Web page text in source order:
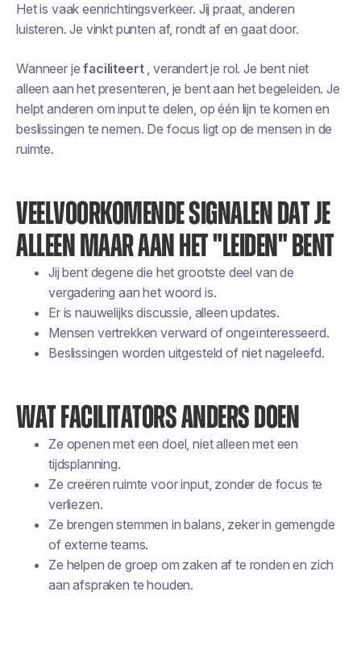
Het is vaak eenrichtingsverkeer. Jij praat, anderen
luisteren. Je vinkt punten af, rondt af en gaat door.
Wanneer jefaciliteert, verandert je rol. Je bent niet
alleen aan het presenteren, je bent aan het begeleiden. Je
helpt anderen om input te delen, op één lijn te komen en
beslissingen te nemen. De focus ligt op de mensen in de
ruimte.
VEELVOORKOMENDE SIGNALEN DAT JE
ALLEEN MAAR AAN HET "LEIDEN" BENT
Jij bent degene die het grootste deel van de
vergadering aan het woord is.
Er is nauwelijks discussie, alleen updates.
Mensen vertrekken verward of ongeïnteresseerd.
Beslissingen worden uitgesteld of niet nageleefd.
WAT FACILITATORS ANDERS DOEN
Ze openen met een doel, niet alleen met een
tijdsplanning.
Ze creëren ruimte voor input, zonder de focus te
verliezen.
Ze brengen stemmen in balans, zeker in gemengde
of externe teams.
Ze helpen de groep om zaken af te ronden en zich
aan afspraken te houden.